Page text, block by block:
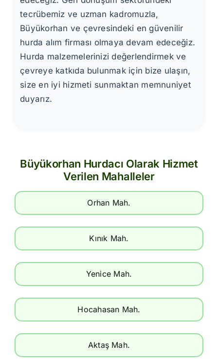
tecrübemiz ve uzman kadromuzla,
Büyükorhan ve çevresindeki en güvenilir
hurda alım firması olmaya devam edeceğiz.
Hurda malzemelerinizi değerlendirmek ve
çevreye katkıda bulunmak için bize ulaşın,
size en iyi hizmeti sunmaktan memnuniyet
duyarız.
Büyükorhan Hurdacı Olarak Hizmet
Verilen Mahalleler
Orhan Mah.
Kınık Mah.
Yenice Mah.
Hocahasan Mah.
Aktaş Mah.